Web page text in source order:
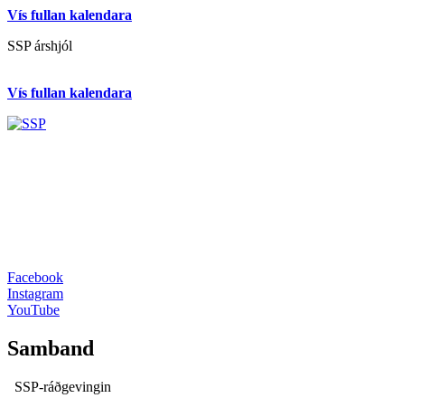
Vís fullan kalendara
SSP árshjól
Vís fullan kalendara
Facebook
Instagram
YouTube
Samband
SSP-ráðgevingin